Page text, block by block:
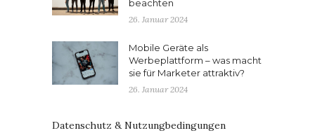
beachten
26. Januar 2024
Mobile Geräte als
Werbeplattform – was macht
sie für Marketer attraktiv?
26. Januar 2024
Datenschutz & Nutzungbedingungen